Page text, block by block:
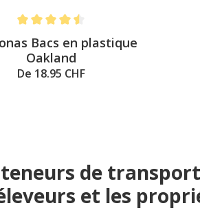
Note moyenne de 4.5 sur 5 étoiles
Bacs en plastique
Oakland
De 18.95 CHF
de
et les